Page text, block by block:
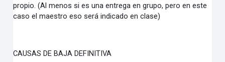
propio. (Al menos si es una entrega en grupo, pero en este
caso el maestro eso será indicado en clase)
CAUSAS DE BAJA DEFINITIVA